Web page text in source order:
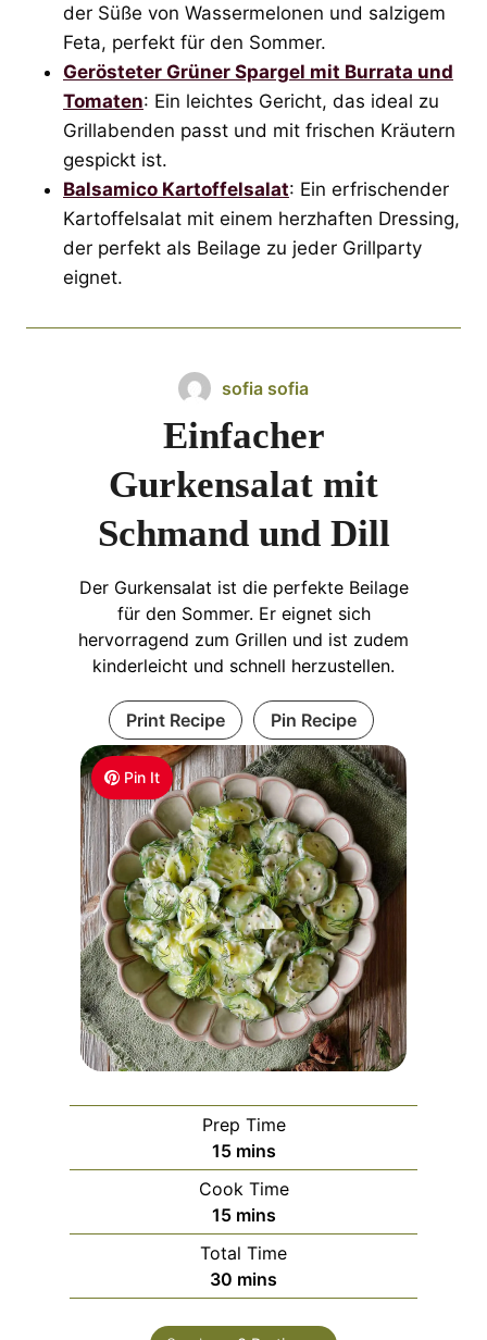
der Süße von Wassermelonen und salzigem
Feta, perfekt für den Sommer.
Gerösteter Grüner Spargel mit Burrata und
Tomaten: Ein leichtes Gericht, das ideal zu
Grillabenden passt und mit frischen Kräutern
gespickt ist.
Balsamico Kartoffelsalat: Ein erfrischender
Kartoffelsalat mit einem herzhaften Dressing,
der perfekt als Beilage zu jeder Grillparty
eignet.
Pin It
sofia sofia
Einfacher
Gurkensalat mit
Schmand und Dill
Der Gurkensalat ist die perfekte Beilage
für den Sommer. Er eignet sich
hervorragend zum Grillen und ist zudem
kinderleicht und schnell herzustellen.
Print Recipe Pin Recipe
Prep Time
15m
i
n
u
t
e
s
mins
Cook Time
15m
i
n
u
mins
Total Time
30 m
i
n
mins